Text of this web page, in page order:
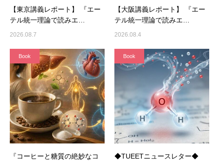
【東京講義レポート】 『エー
テル統一理論で読みエ…
2026.08.7
【大阪講義レポート】 『エー
テル統一理論で読みエ…
2026.08.4
Book
『コーヒーと糖質の絶妙なコ
Book
◆TUEETニュースレター◆